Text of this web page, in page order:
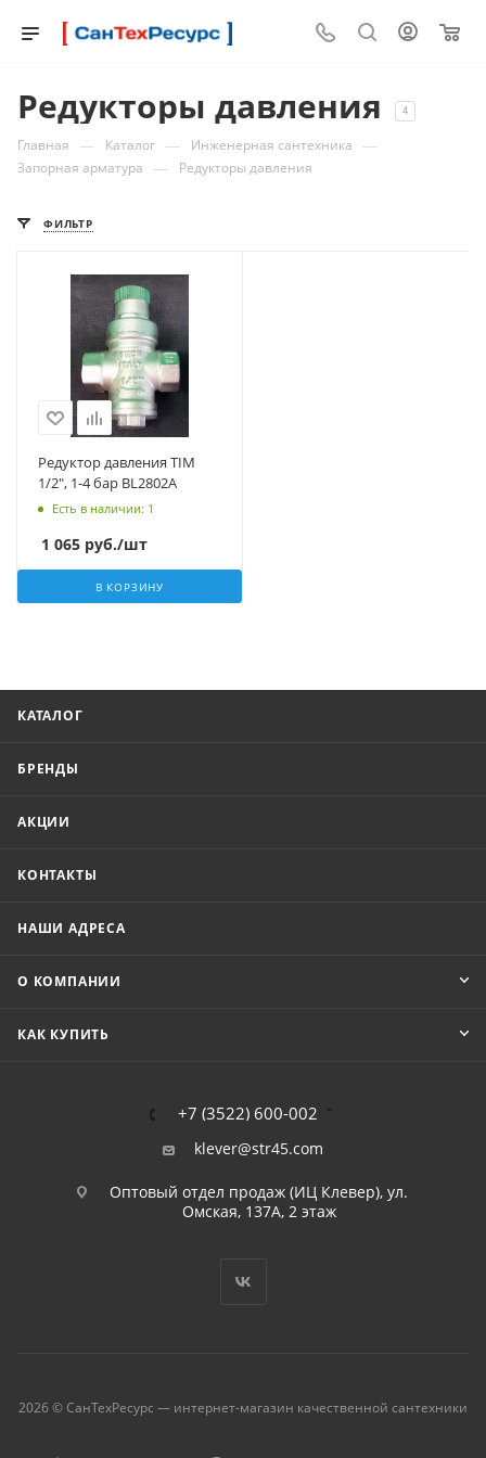
Редукторы давления 4
Главная — Каталог — Инженерная сантехника —
Запорная арматура — Редукторы давления
ФИЛЬТР
Редуктор давления TIM
1/2", 1-4 бар BL2802A
Есть в наличии: 1
1 065 руб./шт
В КОРЗИНУ
КАТАЛОГ
БРЕНДЫ
АКЦИИ
КОНТАКТЫ
НАШИ АДРЕСА
О КОМПАНИИ
КАК КУПИТЬ
+7 (3522) 600-002
klever@str45.com
Оптовый отдел продаж (ИЦ Клевер), ул.
Омская, 137А, 2 этаж
2026 © СанТехРесурс — интернет-магазин качественной сантехники